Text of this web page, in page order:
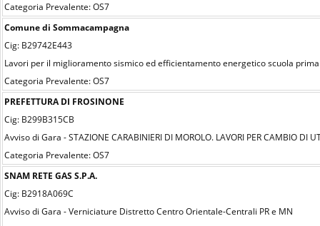
Categoria Prevalente: OS7
Comune di Sommacampagna
Cig: B29742E443
Lavori per il miglioramento sismico ed efficientamento energetico scuola
Categoria Prevalente: OS7
PREFETTURA DI FROSINONE
Cig: B299B315CB
Avviso di Gara - STAZIONE CARABINIERI DI MOROLO. LAVORI PER CAMBIO DI
Categoria Prevalente: OS7
SNAM RETE GAS S.P.A.
Cig: B2918A069C
Avviso di Gara - Verniciature Distretto Centro Orientale-Centrali PR e MN